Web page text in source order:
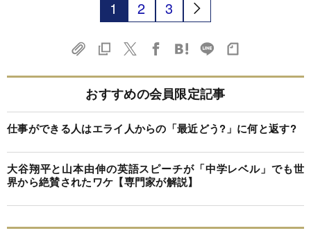
1 2 3
おすすめの会員限定記事
仕事ができる人はエライ人からの「最近どう?」に何と返す?
大谷翔平と山本由伸の英語スピーチが「中学レベル」でも世
界から絶賛されたワケ【専門家が解説】